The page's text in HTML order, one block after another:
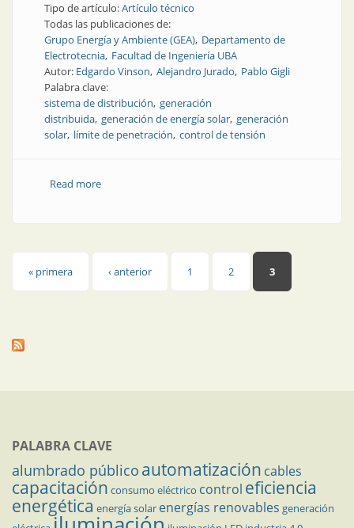
Tipo de artículo:Artículo técnico
Todas las publicaciones de:
Grupo Energía y Ambiente (GEA) Departamento de
Electrotecnia Facultad de Ingeniería UBA
Autor: Edgardo Vinson Alejandro Jurado Pablo Gigli
Palabra clave:
sistema de distribución generación
distribuida generación de energía solar generación
solar límite de penetración control de tensión
Read moreabout Revista Electrotécnica | Estudio de un sistema
Páginas
« primera ‹ anterior 1 2 3
PALABRA CLAVE
alumbrado público automatización cables
capacitación consumo eléctrico control eficiencia
energética energía solar energías renovables generación